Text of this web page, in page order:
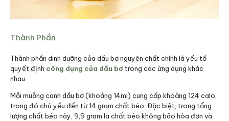
Thành Phần
Thành phần dinh dưỡng của dầu bơ nguyên chất chính là yếu tố
quyết định công dụng của dầu bơ trong các ứng dụng khác
nhau.
Mỗi muỗng canh dầu bơ (khoảng 14ml) cung cấp khoảng 124 calo,
trong đó chủ yếu đến từ 14 gram chất béo. Đặc biệt, trong tổng
lượng chất béo này, 9,9 gram là chất béo không bão hòa đơn và